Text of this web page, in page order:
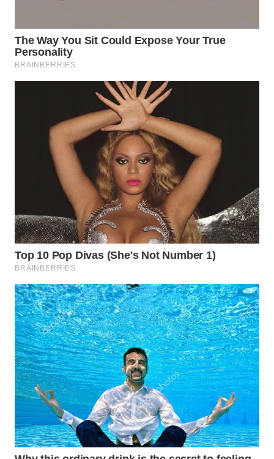
WN
BINTAN
WN
LIKUPANG
LABUANBAJO
WN
BORNEO
Media
Group
WAHANA
NEWS
WAHANA
TANI
WAHANA
ADVOKAT